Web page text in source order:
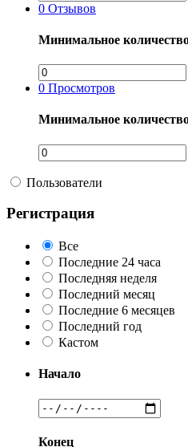
0 Отзывов
Минимальное
0 Просмотров
Минимальное
Пользователи
Регистрация
Все
Последние 24 часа
Последняя неделя
Последний месяц
Последние 6 месяцев
Последний год
Кастом
Начало
Конец